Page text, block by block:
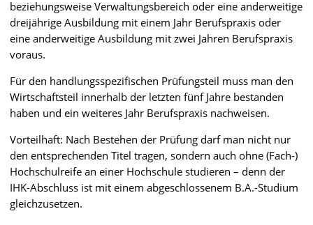
beziehungsweise Verwaltungsbereich oder eine anderweitige
dreijährige Ausbildung mit einem Jahr Berufspraxis oder
eine anderweitige Ausbildung mit zwei Jahren Berufspraxis
voraus.
Für den handlungsspezifischen Prüfungsteil muss man den
Wirtschaftsteil innerhalb der letzten fünf Jahre bestanden
haben und ein weiteres Jahr Berufspraxis nachweisen.
Vorteilhaft: Nach Bestehen der Prüfung darf man nicht nur
den entsprechenden Titel tragen, sondern auch ohne (Fach-)
Hochschulreife an einer Hochschule studieren – denn der
IHK-Abschluss ist mit einem abgeschlossenem B.A.-Studium
gleichzusetzen.